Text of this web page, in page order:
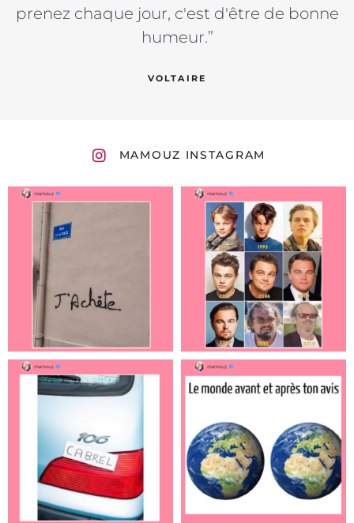
prenez chaque jour, c'est d'être de bonne
humeur.”
VOLTAIRE
MAMOUZ INSTAGRAM